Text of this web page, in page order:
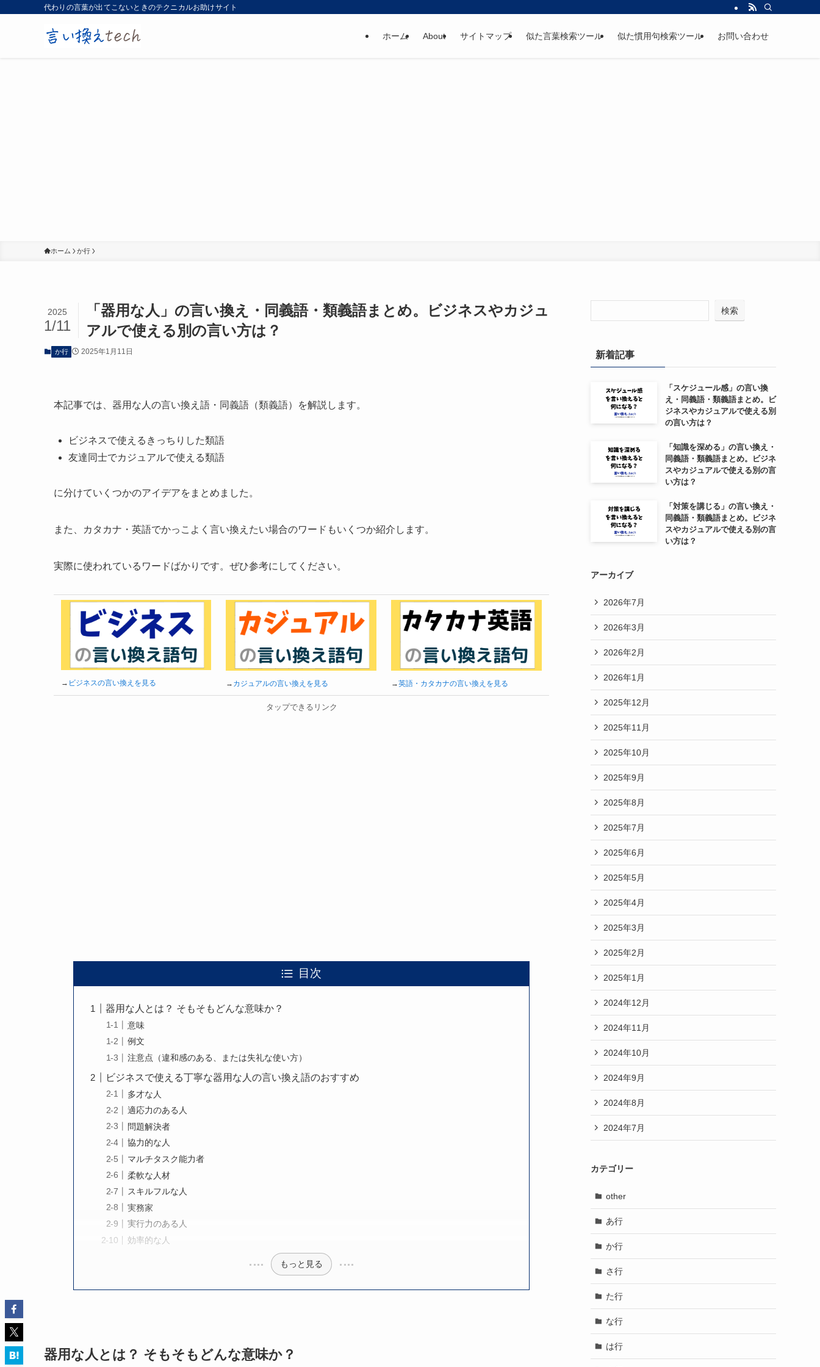
代わりの言葉が出てこないときのテクニカルお助けサイト
ホーム About サイトマップ 似た言葉検索ツール 似た慣用句検索ツール お問い合わせ
ホーム か行
「器用な人」の言い換え・同義語・類義語まとめ。ビジネスやカジュ
アルで使える別の言い方は？
2025
1/11
か行 2025年1月11日
本記事では、器用な人の言い換え語・同義語（類義語）を解説します。
ビジネスで使えるきっちりした類語
友達同士でカジュアルで使える類語
に分けていくつかのアイデアをまとめました。
また、カタカナ・英語でかっこよく言い換えたい場合のワードもいくつか紹介します。
実際に使われているワードばかりです。ぜひ参考にしてください。
→ ビジネスの言い換えを見る → カジュアルの言い換えを見る →英語・カタカナの言い換えを見る
タップできるリンク
目次
器用な人とは？ そもそもどんな意味か？
意味
例文
注意点（違和感のある、または失礼な使い方）
ビジネスで使える丁寧な器用な人の言い換え語のおすすめ
多才な人
適応力のある人
問題解決者
協力的な人
マルチタスク能力者
柔軟な人材
スキルフルな人
実務家
実行力のある人
効率的な人
もっと見る
器用な人とは？ そもそもどんな意味か？
検索
新着記事
「スケジュール感」の言い換
え・同義語・類義語まとめ。ビ
ジネスやカジュアルで使える別
の言い方は？
「知識を深める」の言い換え・
同義語・類義語まとめ。ビジネ
スやカジュアルで使える別の言
い方は？
「対策を講じる」の言い換え・
同義語・類義語まとめ。ビジネ
スやカジュアルで使える別の言
い方は？
アーカイブ
2026年7月
2026年3月
2026年2月
2026年1月
2025年12月
2025年11月
2025年10月
2025年9月
2025年8月
2025年7月
2025年6月
2025年5月
2025年4月
2025年3月
2025年2月
2025年1月
2024年12月
2024年11月
2024年10月
2024年9月
2024年8月
2024年7月
カテゴリー
other
あ行
か行
さ行
た行
な行
は行